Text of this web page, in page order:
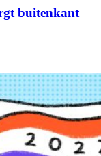
buitenkant